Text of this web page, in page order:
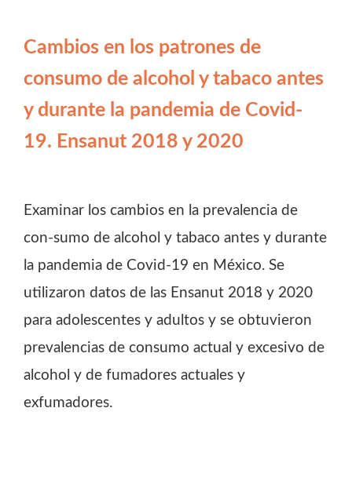
Cambios en los patrones de
consumo de alcohol y tabaco antes
y durante la pandemia de Covid-
19. Ensanut 2018 y 2020
Examinar los cambios en la prevalencia de
con-sumo de alcohol y tabaco antes y durante
la pandemia de Covid-19 en México. Se
utilizaron datos de las Ensanut 2018 y 2020
para adolescentes y adultos y se obtuvieron
prevalencias de consumo actual y excesivo de
alcohol y de fumadores actuales y
exfumadores.